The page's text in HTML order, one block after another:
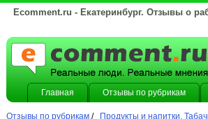
Ecomment.ru - Екатеринбург. Отзывы о
Главная Отзывы по рубрикам
Отзывы по рубрикам / Продукты и напитки.